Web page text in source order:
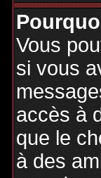
Vous
si vous
accès à
que le
à des